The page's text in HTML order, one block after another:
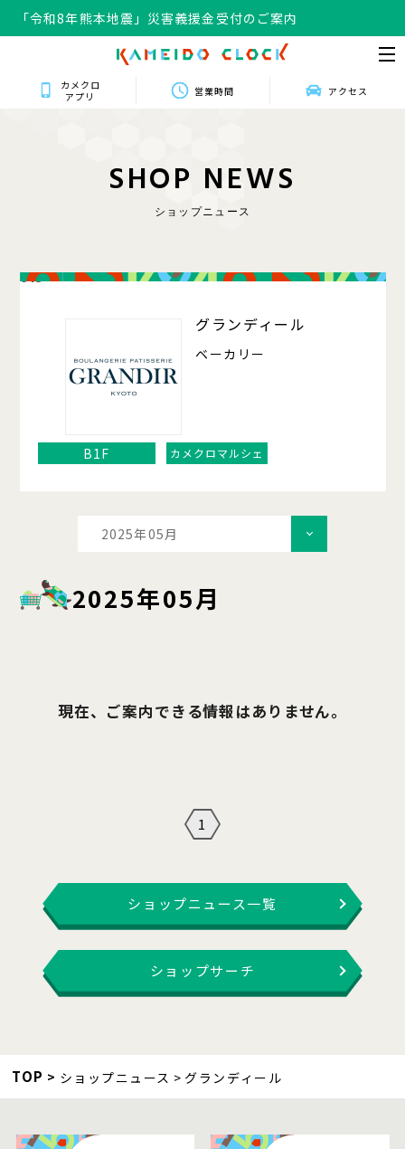
「令和8年熊本地震」災害義援金受付のご案内
カメクロ
アプリ
営業時間 アクセス
SHOP NEWS
ショップニュース
013
グランディール
ベーカリー
B1F カメクロマルシェ
2025年05月
2025年05月
現在、ご案内できる情報はありません。
1
ショップニュース一覧
ショップサーチ
TOP ショップニュース グランディール